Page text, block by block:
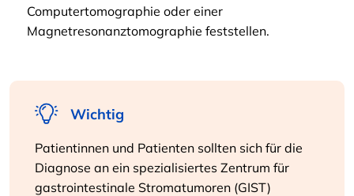
Computertomographie oder einer
Magnetresonanztomographie feststellen.
Wichtig
Patientinnen und Patienten sollten sich für die
Diagnose an ein spezialisiertes Zentrum für
gastrointestinale Stromatumoren (GIST)